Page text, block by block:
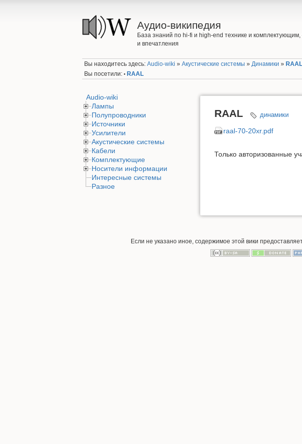
Аудио-википедия
База знаний по hi-fi и high-end технике и
и впечатления
Вы находитесь здесь:Audio-wiki »Акустические системы »Динамики » RAAL
Вы посетили: • RAAL
Audio-wiki
Лампы
Полупроводники
Источники
Усилители
Акустические системы
Кабели
Комплектующие
Носители информации
Интересные системы
Разное
RAAL динамики
raal-70-20xr.pdf
Только авторизованные
Если не указано иное, содержимое этой вики